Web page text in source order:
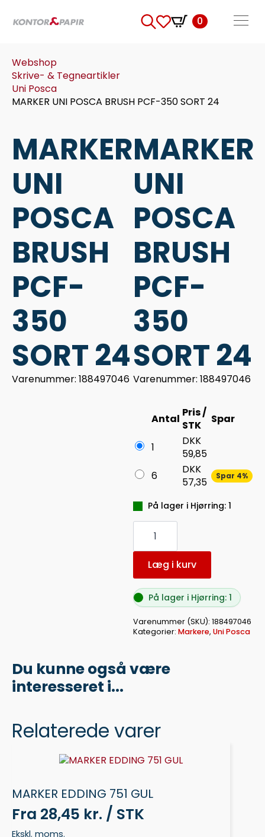
0
Webshop
Skrive- & Tegneartikler
Uni Posca
MARKER UNI POSCA BRUSH PCF-350 SORT 24
MARKER
UNI
POSCA
BRUSH
PCF-
350
SORT 24
Varenummer: 188497046
MARKER
UNI
POSCA
BRUSH
PCF-
350
SORT 24
Varenummer: 188497046
Antal Pris /
STK
Spar
1
DKK
59,85
6
DKK
57,35
Spar 4%
På lager i Hjørring: 1
MARKER
POSCA
BRUSH
PCF-
350
SORT
24
antal
Læg i kurv
På lager i Hjørring: 1
Varenummer (SKU): 188497046
Kategorier: Markere, Uni Posca
Du kunne også være
interesseret i...
Relaterede varer
MARKER EDDING 751 GUL
Fra 28,45 kr. / STK
Ekskl. moms.